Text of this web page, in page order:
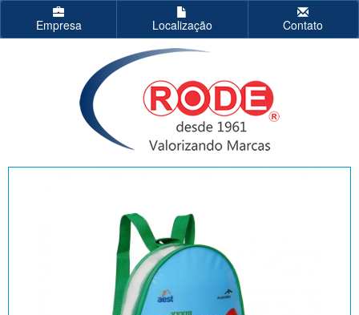
Empresa Localização Contato